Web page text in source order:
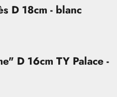
D 18cm - blanc
D 16cm TY Palace -